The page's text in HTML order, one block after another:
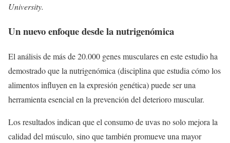
University.
Un nuevo enfoque desde la nutrigenómica
El análisis de más de 20.000 genes musculares en este estudio ha
demostrado que la nutrigenómica (disciplina que estudia cómo los
alimentos influyen en la expresión genética) puede ser una
herramienta esencial en la prevención del deterioro muscular.
Los resultados indican que el consumo de uvas no solo mejora la
calidad del músculo, sino que también promueve una mayor